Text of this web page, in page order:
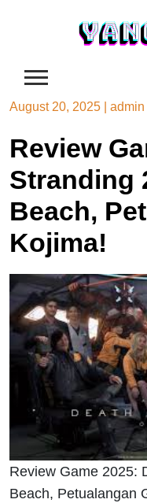
August 20, 2025 admin
Review
Stranding
Beach,
Kojima!
Review Game 2025:
Beach, Petualangan